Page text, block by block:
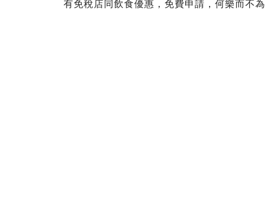
有免稅店同飲食優惠，免費申請，何樂而不